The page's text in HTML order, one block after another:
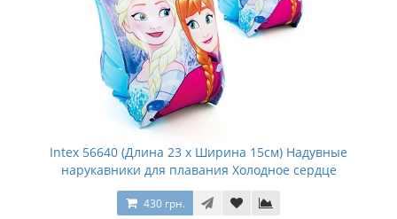
Intex 56640 (Длина 23 x Ширина 15см) Надувные
нарукавники для плавания Холодное сердце
430 грн.